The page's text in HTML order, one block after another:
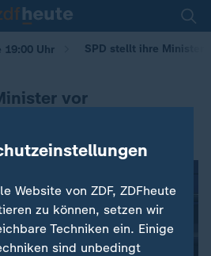
19:00 Uhr SPD stellt ihre Minister
vor
Website von ZDF, ZDFheute
zu können, setzen wir
Techniken ein. Einige
sind unbedingt